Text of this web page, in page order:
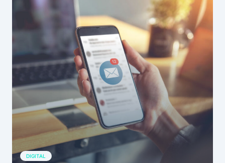
DIGITAL